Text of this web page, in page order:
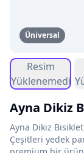
Üniversal
Resim
Yüklenemedi
Ayna Dikiz
Ayna Dikiz
Çeşitleri yedek